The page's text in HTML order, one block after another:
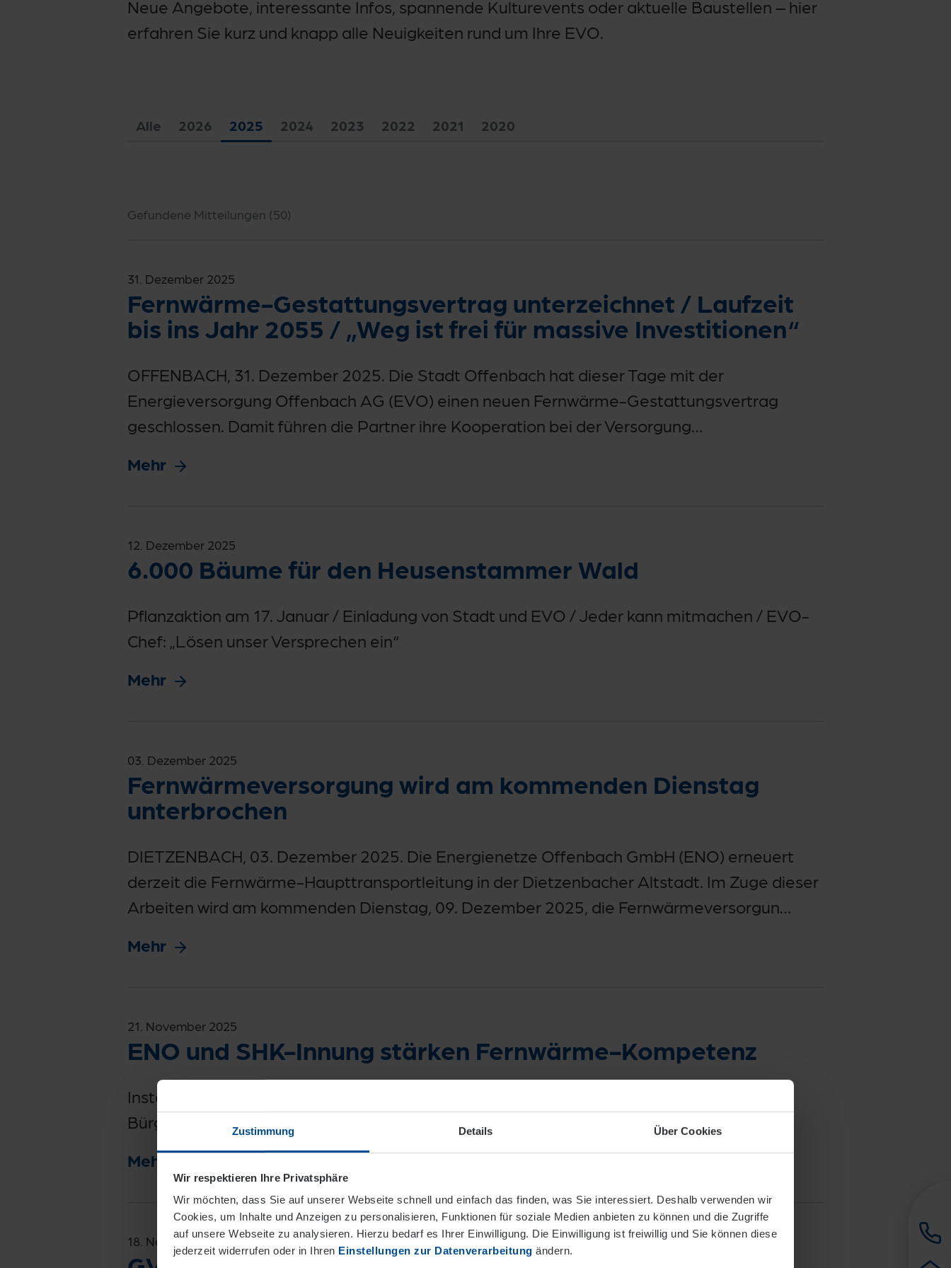
Zustimmung Details Über Cookies
Wir respektieren Ihre Privatsphäre
Wir möchten, dass Sie auf unserer Webseite schnell und einfach das finden, was Sie interessiert. Deshalb verwenden wir
Cookies, um Inhalte und Anzeigen zu personalisieren, Funktionen für soziale Medien anbieten zu können und die Zugriffe
auf unsere Webseite zu analysieren. Hierzu bedarf es Ihrer Einwilligung. Die Einwilligung ist freiwillig und Sie können diese
jederzeit widerrufen oder in Ihren Einstellungen zur Datenverarbeitung ändern.
Neue Angebote, interessante Infos, spannende Kulturevents oder aktuelle Baustellen – hier
erfahren Sie kurz und knapp alle Neuigkeiten rund um Ihre EVO.
Alle 2026 2025 2024 2023 2022 2021 2020
Gefundene Mitteilungen (50)
31. Dezember 2025
Fernwärme-Gestattungsvertrag unterzeichnet / Laufzeit
bis ins Jahr 2055 / „Weg ist frei für massive Investitionen“
OFFENBACH, 31. Dezember 2025. Die Stadt Offenbach hat dieser Tage mit der
Energieversorgung Offenbach AG (EVO) einen neuen Fernwärme-Gestattungsvertrag
geschlossen. Damit führen die Partner ihre Kooperation bei der Versorgung…
Mehr
12. Dezember 2025
6.000 Bäume für den Heusenstammer Wald
Pflanzaktion am 17. Januar / Einladung von Stadt und EVO / Jeder kann mitmachen / EVO-
Chef: „Lösen unser Versprechen ein“
Mehr
03. Dezember 2025
Fernwärmeversorgung wird am kommenden Dienstag
unterbrochen
DIETZENBACH, 03. Dezember 2025. Die Energienetze Offenbach GmbH (ENO) erneuert
derzeit die Fernwärme-Haupttransportleitung in der Dietzenbacher Altstadt. Im Zuge dieser
Arbeiten wird am kommenden Dienstag, 09. Dezember 2025, die Fernwärmeversorgun…
Mehr
21. November 2025
ENO und SHK-Innung stärken Fernwärme-Kompetenz
Installateure erhalten Zertifikate nach erfolgreicher Schulung in der Alten Schlosserei /
Bürgermeisterin Groß: „Schaffen die Basis für eine klimaneutrale Zukunft“
Mehr
18. November 2025